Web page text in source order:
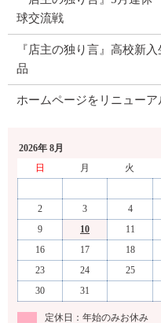
球交流戦
『店主の独り言』高校新
品
ホームページをリニューア
2026年 8月
日
月 火
2
3 4
9
10 11
16
17 18
23
24 25
30
31
定休日：年始のみお休み